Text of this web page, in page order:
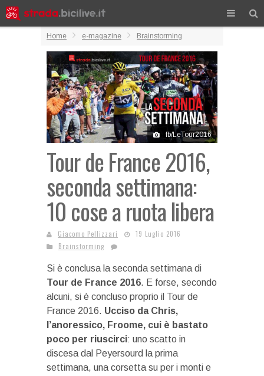
Home e-magazine Brainstorming
fb/LeTour2016
Tour de France 2016,
seconda settimana:
10 cose a ruota libera
Giacomo Pellizzari
19 Luglio 2016
Brainstorming
Si è conclusa la seconda settimana di
Tour de France 2016. E forse, secondo
alcuni, si è concluso proprio il Tour de
France 2016. Ucciso da Chris,
l’anoressico, Froome, cui è bastato
poco per riuscirci: uno scatto in
discesa dal Peyersourd la prima
settimana, una corsetta su per i monti e